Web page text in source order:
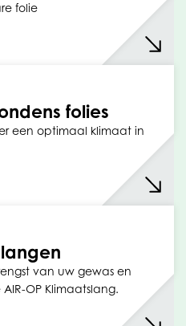
folie
folies
een optimaal klimaat in
van uw gewas en
OP Klimaatslang.